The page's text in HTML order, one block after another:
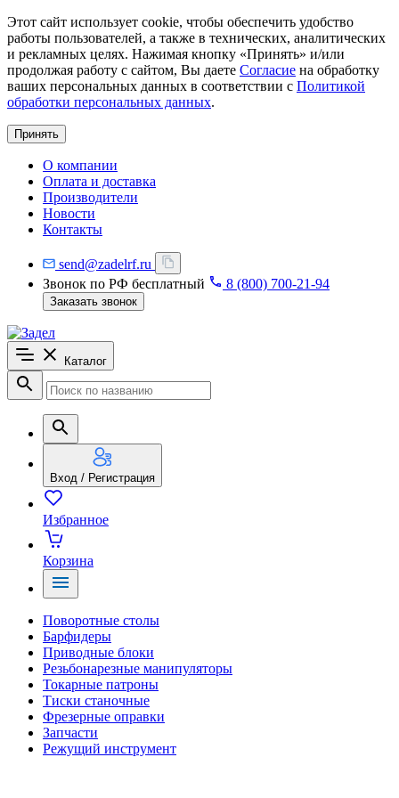
Этот сайт использует cookie, чтобы обеспечить удобство
работы пользователей, а также в технических, аналитических
и рекламных целях. Нажимая кнопку «Принять» и/или
продолжая работу с сайтом, Вы даете Согласие на обработку
ваших персональных данных в соответствии с Политикой
обработки персональных данных.
Принять
О компании
Оплата и доставка
Производители
Новости
Контакты
send@zadelrf.ru
Звонок по РФ бесплатный
8 (800) 700-21-94
Заказать звонок
Каталог
Вход / Регистрация
Избранное
Корзина
Поворотные столы
Барфидеры
Приводные блоки
Резьбонарезные манипуляторы
Токарные патроны
Тиски станочные
Фрезерные оправки
Запчасти
Режущий инструмент